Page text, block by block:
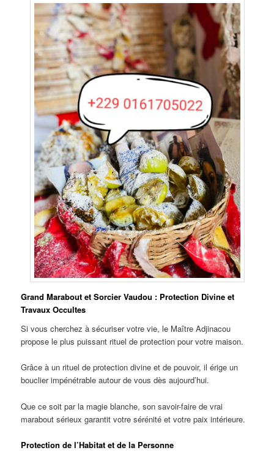
Grand Marabout et Sorcier Vaudou : Protection Divine et
Travaux Occultes
Si vous cherchez à sécuriser votre vie, le Maître Adjinacou
propose le plus puissant rituel de protection pour votre maison.
Grâce à un rituel de protection divine et de pouvoir, il érige un
bouclier impénétrable autour de vous dès aujourd’hui.
Que ce soit par la magie blanche, son savoir-faire de vrai
marabout sérieux garantit votre sérénité et votre paix intérieure.
Protection de l’Habitat et de la Personne